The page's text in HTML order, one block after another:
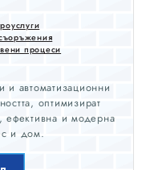
процеси
и автоматизационни
оптимизират
ефективна и модерна
и дом.